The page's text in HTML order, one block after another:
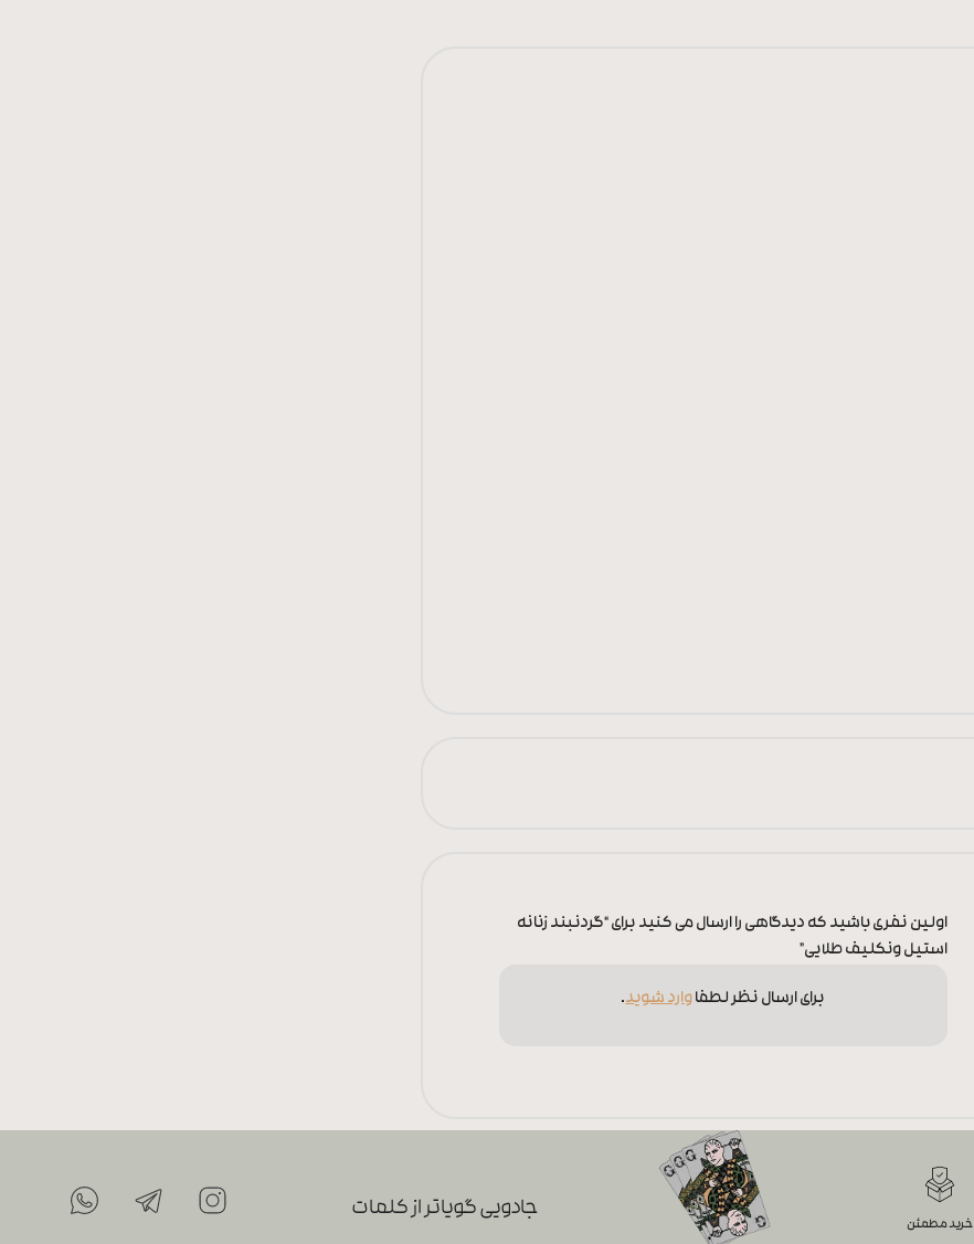
اولین نفری باشید که دیدگاهی را ارسال می کنید برای “گردنبند زنانه
استیل ونکلیف طلایی”
برای ارسال نظر لطفاوارد شوید.
خرید مطمئن
جادویی گویاتر از کلمات